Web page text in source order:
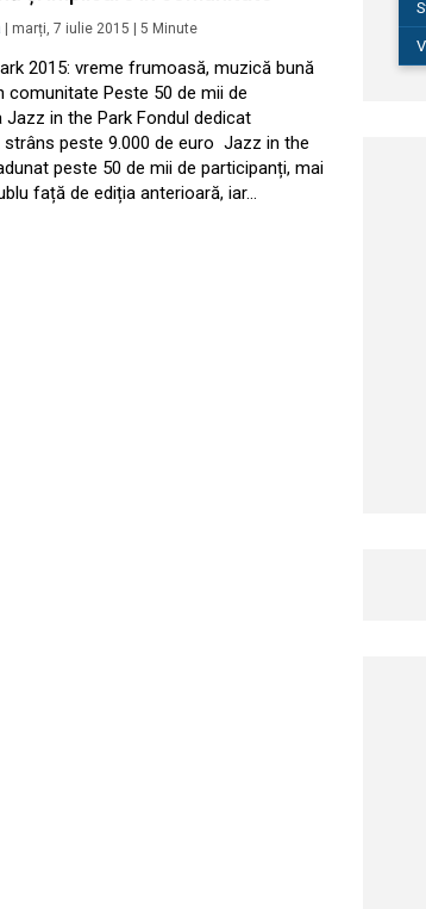
marți, 7 iulie 2015 5 Minute
2015: vreme frumoasă, muzică bună
comunitate Peste 50 de mii de
Jazz in the Park Fondul dedicat
peste 9.000 de euro Jazz in the
peste 50 de mii de participanți, mai
față de ediția anterioară, iar…